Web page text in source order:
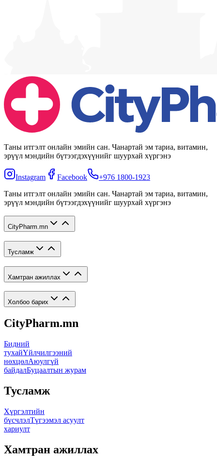
Таны итгэлт онлайн эмийн сан. Чанартай эм тариа, витамин,
эрүүл мэндийн бүтээгдэхүүнийг шуурхай хүргэнэ
Instagram Facebook
+976 1800-1923
Таны итгэлт онлайн эмийн сан. Чанартай эм тариа, витамин,
эрүүл мэндийн бүтээгдэхүүнийг шуурхай хүргэнэ
CityPharm.mn
Тусламж
Хамтран ажиллах
Холбоо барих
CityPharm.mn
Бидний
тухайҮйлчилгээний
нөхцөлАюулгүй
байдалБуцаалтын журам
Тусламж
Хүргэлтийн
бүсчлэлТүгээмэл асуулт
хариулт
Хамтран ажиллах